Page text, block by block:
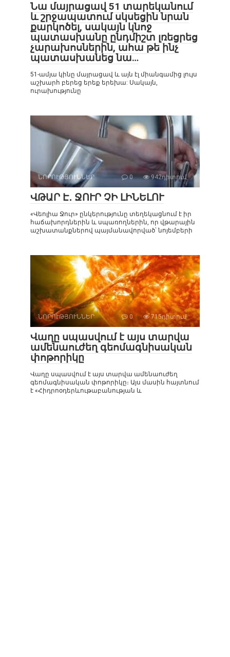
Նա մայրացավ 51 տարեկանում
և շրջապատում սկսեցին նրան
քարկոծել, սակայն կնոջ
պատասխանը ընդմիշտ լռեցրեց
չարախոսներին, ահա թե ինչ
պատասխանեց նա…
51-ամյա կինը մայրացավ և այն էլ միանգամից լույս
աշխարհ բերեց երեք երեխա: Սակայն,
ուրախությունը
ՆՈՐՈՒԹՅՈՒՆՆԵՐ 0 942դիտում
ՎԹԱՐ Է․ ՋՈՒՐ ՉԻ ԼԻՆԵԼՈՒ
«Վեոլիա Ջուր» ընկերությունը տեղեկացնում է իր
հաճախորդներին և սպառողներին, որ վթարային
աշխատանքներով պայմանավորված՝ նոյեմբերի
ՆՈՐՈՒԹՅՈՒՆՆԵՐ 0 715դիտում
Վաղը սպասվում է այս տարվա
ամենաուժեղ գեոմագնիսական
փոթորիկը
Վաղը սպասվում է այս տարվա ամենաուժեղ
գեոմագնիսական փոթորիկը։ Այս մասին հայտնում
է «Հիդրոօդերևութաբանության և